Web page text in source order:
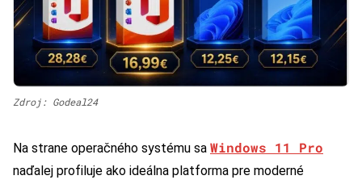
Zdroj: Godeal24
Na strane operačného systému sa Windows 11 Pro
naďalej profiluje ako ideálna platforma pre moderné